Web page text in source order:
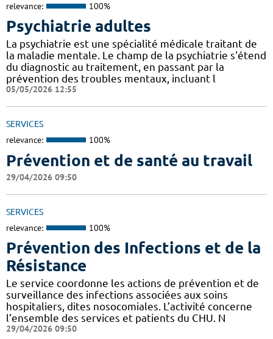
relevance: 100%
Psychiatrie adultes
La psychiatrie est une spécialité médicale traitant de
la maladie mentale. Le champ de la psychiatrie s'étend
du diagnostic au traitement, en passant par la
prévention des troubles mentaux, incluant l
05/05/2026 12:55
SERVICES
relevance: 100%
Prévention et de santé au travail
29/04/2026 09:50
SERVICES
relevance: 100%
Prévention des Infections et de la
Résistance
Le service coordonne les actions de prévention et de
surveillance des infections associées aux soins
hospitaliers, dites nosocomiales. L’activité concerne
l’ensemble des services et patients du CHU. N
29/04/2026 09:50